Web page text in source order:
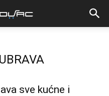
sve kućne i